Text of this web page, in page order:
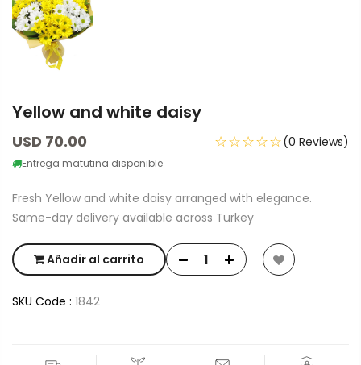
Yellow and white daisy
USD 70.00
Entrega matutina disponible
☆☆☆☆☆(0 Reviews)
Fresh Yellow and white daisy arranged with elegance.
Same-day delivery available across Turkey
Añadir al carrito
SKU Code : 1842